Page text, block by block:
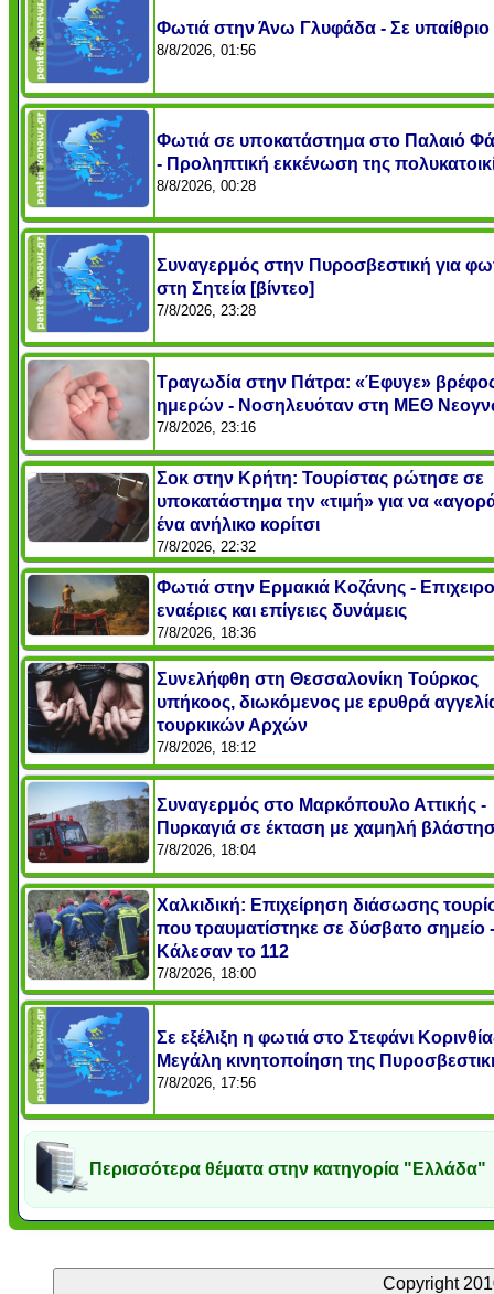
Φωτιά στην Άνω Γλυφάδα - Σε
8/8/2026, 01:56
Φωτιά σε υποκατάστημα στο Παλαιό
- Προληπτική εκκένωση της
8/8/2026, 00:28
Συναγερμός στην Πυροσβεστική για
στη Σητεία [βίντεο]
7/8/2026, 23:28
Τραγωδία στην Πάτρα: «Έφυγε»
ημερών - Νοσηλευόταν στη ΜΕΘ
7/8/2026, 23:16
Σοκ στην Κρήτη: Τουρίστας ρώτησε σε
υποκατάστημα την «τιμή» για να
ένα ανήλικο κορίτσι
7/8/2026, 22:32
Φωτιά στην Ερμακιά Κοζάνης -
εναέριες και επίγειες δυνάμεις
7/8/2026, 18:36
Συνελήφθη στη Θεσσαλονίκη Τούρκος
υπήκοος, διωκόμενος με ερυθρά
τουρκικών Αρχών
7/8/2026, 18:12
Συναγερμός στο Μαρκόπουλο Αττικής -
Πυρκαγιά σε έκταση με χαμηλή
7/8/2026, 18:04
Χαλκιδική: Επιχείρηση διάσωσης
που τραυματίστηκε σε δύσβατο σημείο -
Κάλεσαν το 112
7/8/2026, 18:00
Σε εξέλιξη η φωτιά στο Στεφάνι
Μεγάλη κινητοποίηση της
7/8/2026, 17:56
Περισσότερα θέματα στην κατηγορία "Ελλάδα"
Copyright